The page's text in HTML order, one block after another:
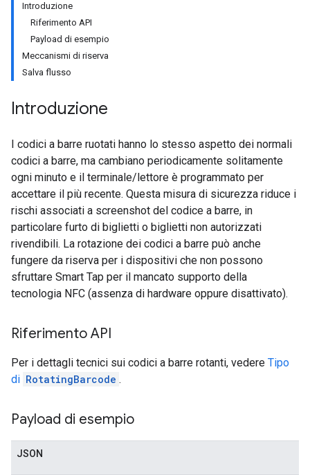
Introduzione
Riferimento API
Payload di esempio
Meccanismi di riserva
Salva flusso
Introduzione
I codici a barre ruotati hanno lo stesso aspetto dei normali
codici a barre, ma cambiano periodicamente solitamente
ogni minuto e il terminale/lettore è programmato per
accettare il più recente. Questa misura di sicurezza riduce i
rischi associati a screenshot del codice a barre, in
particolare furto di biglietti o biglietti non autorizzati
rivendibili. La rotazione dei codici a barre può anche
fungere da riserva per i dispositivi che non possono
sfruttare Smart Tap per il mancato supporto della
tecnologia NFC (assenza di hardware oppure disattivato).
Riferimento API
Per i dettagli tecnici sui codici a barre rotanti, vedere Tipo
di RotatingBarcode .
Payload di esempio
JSON